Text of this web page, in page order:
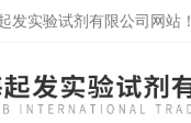
发实验试剂有限公司网站！